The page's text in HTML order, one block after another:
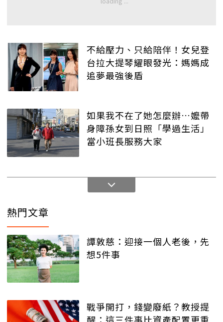
不給壓力、只給陪伴！女兒登
台拉大提琴耀眼發光：媽媽成
追夢最強後盾
如果我不在了她怎麼辦…嬤帶
身障孫女到日照「學過生活」
當小班長服務大家
熱門文章
譚敦慈：迎接一個人老後，先
想5件事
戰爭開打，錢變廢紙？教授提